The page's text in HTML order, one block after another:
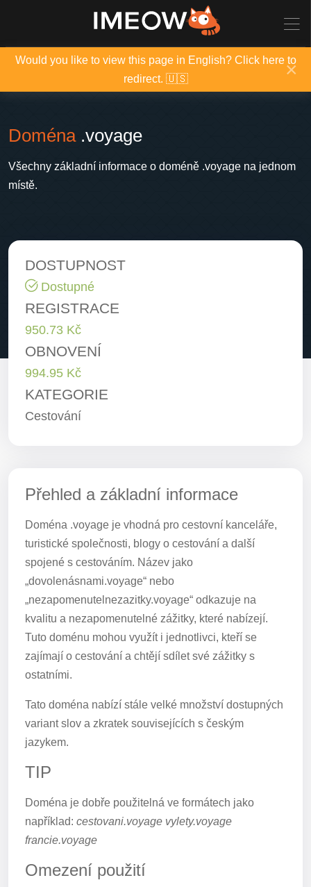
Would you like to view this page in English? Click here to
redirect. 🇺🇸
×
Doména.voyage
Všechny základní informace o doméně .voyage na jednom
místě.
DOSTUPNOST
Dostupné
REGISTRACE
950.73 Kč
OBNOVENÍ
994.95 Kč
KATEGORIE
Cestování
Přehled a základní informace
Doména .voyage je vhodná pro cestovní kanceláře,
turistické společnosti, blogy o cestování a další
spojené s cestováním. Název jako
„dovolenásnami.voyage“ nebo
„nezapomenutelnezazitky.voyage“ odkazuje na
kvalitu a nezapomenutelné zážitky, které nabízejí.
Tuto doménu mohou využít i jednotlivci, kteří se
zajímají o cestování a chtějí sdílet své zážitky s
ostatními.
Tato doména nabízí stále velké množství dostupných
variant slov a zkratek souvisejících s českým
jazykem.
TIP
Doména je dobře použitelná ve formátech jako
například: cestovani.voyage vylety.voyage
francie.voyage
Omezení použití